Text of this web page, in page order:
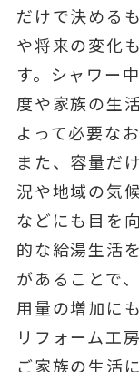
だけで決める
や将来の変化
す。シャワー
度や家族の生
よって必要な
また、容量だ
況や地域の気
などにも目を
的な給湯生活
があることで
用量の増加に
リフォーム工
ご家族の生活